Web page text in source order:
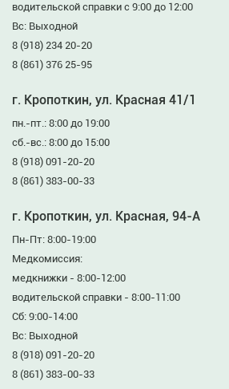
водительской справки с 9:00 до 12:00
Вс: Выходной
8 (918) 234 20-20
8 (861) 376 25-95
г. Кропоткин, ул. Красная 41/1
пн.-пт.: 8:00 до 19:00
сб.-вс.: 8:00 до 15:00
8 (918) 091-20-20
8 (861) 383-00-33
г. Кропоткин, ул. Красная, 94-А
Пн-Пт: 8:00-19:00
Медкомиссия:
медкнижки - 8:00-12:00
водительской справки - 8:00-11:00
Сб: 9:00-14:00
Вс: Выходной
8 (918) 091-20-20
8 (861) 383-00-33